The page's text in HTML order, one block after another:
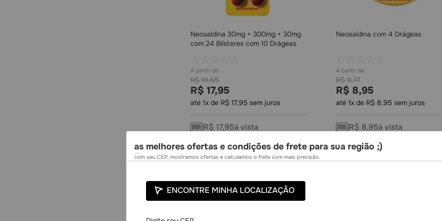
Neosaldina 30mg + 300mg + 30mg
com 24 Blísteres com 10 Drágeas
R$ 19,65
R$ 17,95
até 1x de R$ 17,95 sem juros
R$ 17,95à vista
COMPRAR
Neosaldina com 4 Drágeas
R$ 9,77
R$ 8,95
até 1x de R$ 8,95 sem juros
R$ 8,95à vista
COMPRAR
as melhores ofertas e condições de frete para sua região ;)
com seu CEP, mostramos ofertas e calculamos o frete com mais precisão.
ENCONTRE MINHA LOCALIZAÇÃO